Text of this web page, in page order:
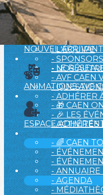
L'ASSOCIATION▴▾
-
-
- L'ÉQUIPE
- SPONSORS
- NOS
NOUVEL
- LE
- AVF CAEN
-
- ADHÉRER
ANIMATIONS AVF
- 🎁 CAEN
- 🎉 LES
- ACTIVITÉS
ESPACE
- 🌈 CAEN
-
-
- ANNUAIRE
- AGENDA
-